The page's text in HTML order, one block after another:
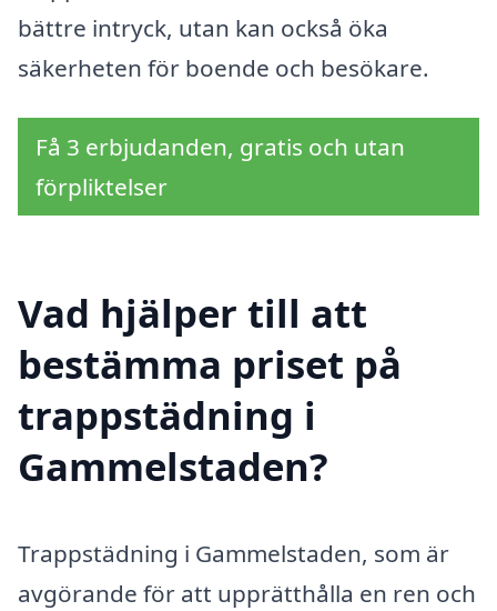
bättre intryck, utan kan också öka
säkerheten för boende och besökare.
Få 3 erbjudanden, gratis och utan
förpliktelser
Vad hjälper till att
bestämma priset på
trappstädning i
Gammelstaden?
Trappstädning i Gammelstaden, som är
avgörande för att upprätthålla en ren och